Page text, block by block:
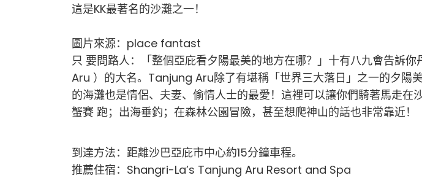
這是KK最著名的沙灘之一！
圖片來源：place fantast
只 要問路人：「整個亞庇看夕陽最美的地方在哪？」十有八九會告訴
Aru ）的大名。Tanjung Aru除了有堪稱「世界三大落日」之一的夕陽
的海灘也是情侶、夫妻、偷情人士的最愛！這裡可以讓你們騎著馬走在
蟹賽 跑；出海垂釣；在森林公園冒險，甚至想爬神山的話也非常靠近！
到達方法：距離沙巴亞庇市中心約15分鐘車程。
推薦住宿：Shangri-La’s Tanjung Aru Resort and Spa